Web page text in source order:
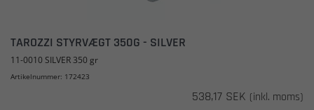
TAROZZI STYRVÆGT 350G - SILVER
11-0010 SILVER 350 gr
Artikelnummer: 172423
538,17 SEK (inkl. moms)